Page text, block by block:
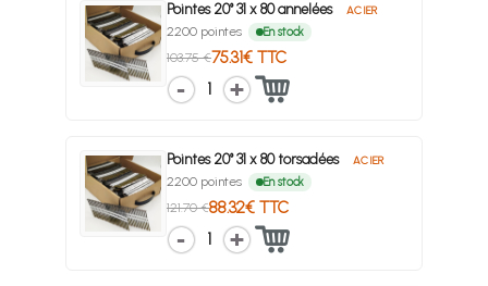
Pointes 20° 31 x 80 annelées ACIER
2200 pointes En stock
103.75 €75.31€ TTC
1
Pointes 20° 31 x 80 torsadées ACIER
2200 pointes En stock
121.70 €88.32€ TTC
1